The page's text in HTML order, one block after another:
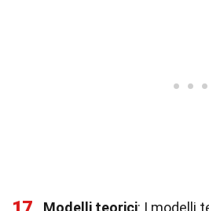
Modelli teorici: I modelli